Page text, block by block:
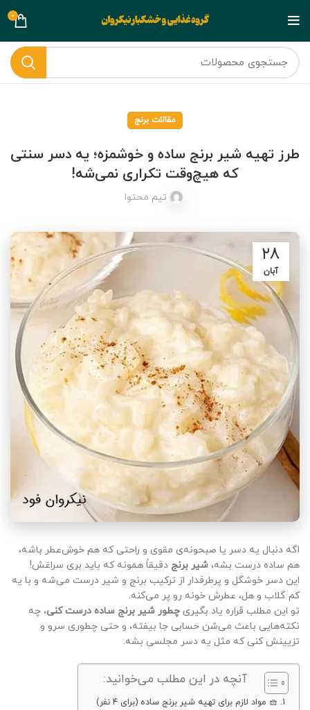
0
مقالات برنج
طرز تهیه شیر برنج ساده و خوشمزه؛ یه دسر سنتی
که هیچ‌وقت تکراری نمی‌شه!
تیم محتوا
۲۸
آبان
اگه دنبال یه دسر یا صبحونه‌ی مقوی و راحتی که هم خوش‌عطر باشه،
هم ساده درست بشه، شیر برنج دقیقاً همونه که باید بری سراغش!
این دسر خوشگل و پرطرفدار از ترکیب برنج و شیر درست می‌شه و با یه
کم گلاب و هل، عطرش خونه رو پر می‌کنه.
تو این مطلب قراره یاد بگیری چطور شیر برنج ساده درست کنی، چه
نکته‌هایی باعث می‌شن حسابی جا بیفته، و حتی چطوری سرو و
تزیینش کنی که مثل یه دسر مجلسی بشه.
آنچه در این مطلب می‌خوانید:
🧺 مواد لازم برای تهیه شیر برنج ساده (برای ۴ نفر)